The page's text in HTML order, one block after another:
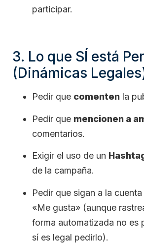
participar.
3. Lo que SÍ está
(Dinámicas
Pedir que comenten la
Pedir que mencionen a
comentarios.
Exigir el uso de un
de la campaña.
Pedir que sigan a la
«Me gusta» (aunque
forma automatizada no es
sí es legal pedirlo).